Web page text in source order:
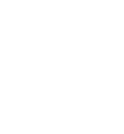
Sistema de cuidados